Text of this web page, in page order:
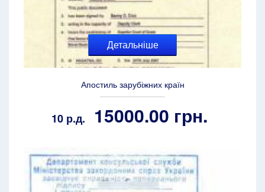
Детальніше
Апостиль зарубіжних країн
10 р.д. 15000.00 грн.